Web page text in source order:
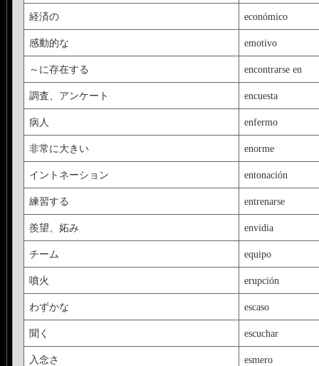
経済の económico
感動的な emotivo
～に存在する encontrarse en
調査、アンケート encuesta
病人 enfermo
非常に大きい enorme
イントネーション entonación
練習する entrenarse
羨望、妬み envidia
チーム equipo
噴火 erupción
わずかな escaso
聞く escuchar
入念さ esmero